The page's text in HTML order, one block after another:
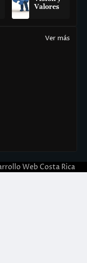
Valores
Ver más
Web Costa Rica